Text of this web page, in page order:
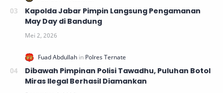
Kapolda Jabar Pimpin Langsung Pengamanan
May Day di Bandung
Dibawah Pimpinan Polisi Tawadhu, Puluhan Botol
Miras Ilegal Berhasil Diamankan